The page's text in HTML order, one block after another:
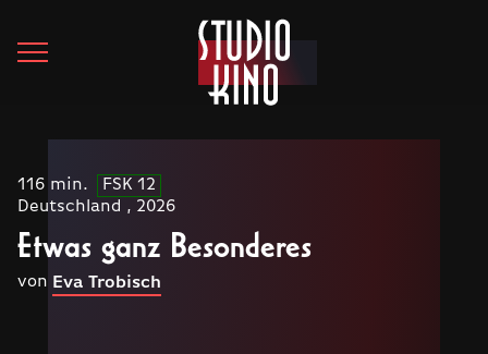
116 min.
FSK 12
Deutschland , 2026
Etwas ganz Besonderes
von Eva Trobisch